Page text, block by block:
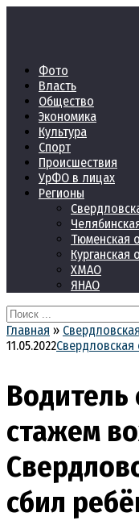
Фото
Власть
Общество
Экономика
Культура
Спорт
Происшествия
УрФО в лицах
Регионы
Тюменская
Курганская
ХМАО
ЯНАО
Search
for:
Главная »
11.05.2022Свердловская
стажем
сбил